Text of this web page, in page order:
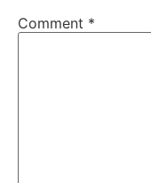
Comment *